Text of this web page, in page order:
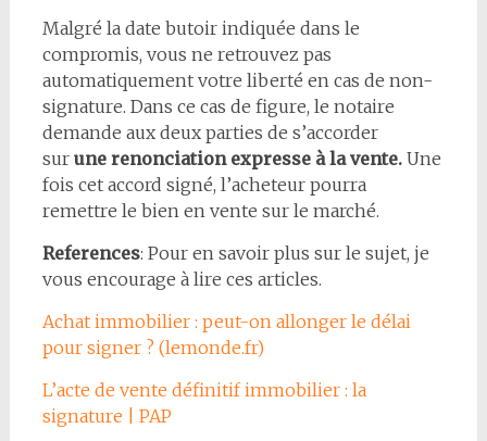
Malgré la date butoir indiquée dans le
compromis, vous ne retrouvez pas
automatiquement votre liberté en cas de non-
signature. Dans ce cas de figure, le notaire
demande aux deux parties de s’accorder
surune renonciation expresse à la vente.Une
fois cet accord signé, l’acheteur pourra
remettre le bien en vente sur le marché.
References: Pour en savoir plus sur le sujet, je
vous encourage à lire ces articles.
Achat immobilier : peut-on allonger le délai
pour signer ? (lemonde.fr)
L’acte de vente définitif immobilier : la
signature | PAP